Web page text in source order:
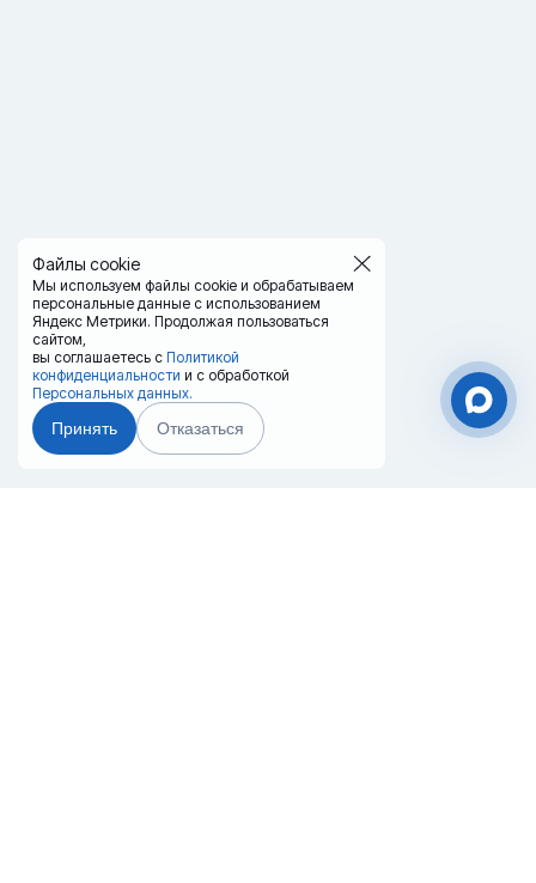
Файлы cookie
Мы используем файлы cookie и обрабатываем
персональные данные с использованием
Яндекс Метрики. Продолжая пользоваться
сайтом,
вы соглашаетесь с Политикой
конфиденциальности и с обработкой
Персональных данных.
Принять Отказаться